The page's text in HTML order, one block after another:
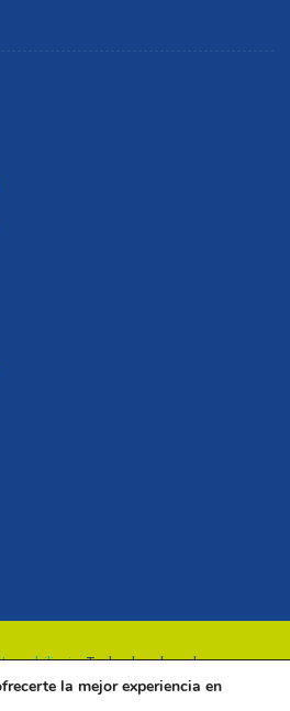
. Todos los derechos
la mejor experiencia en